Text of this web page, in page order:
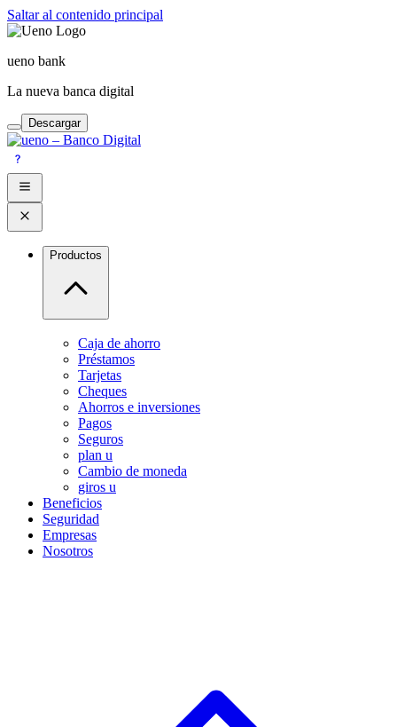
Saltar al contenido principal
ueno bank
La nueva banca digital
Descargar
Productos
Caja de ahorro
Préstamos
Tarjetas
Cheques
Ahorros e inversiones
Pagos
Seguros
plan u
Cambio de moneda
giros u
Beneficios
Seguridad
Empresas
Nosotros